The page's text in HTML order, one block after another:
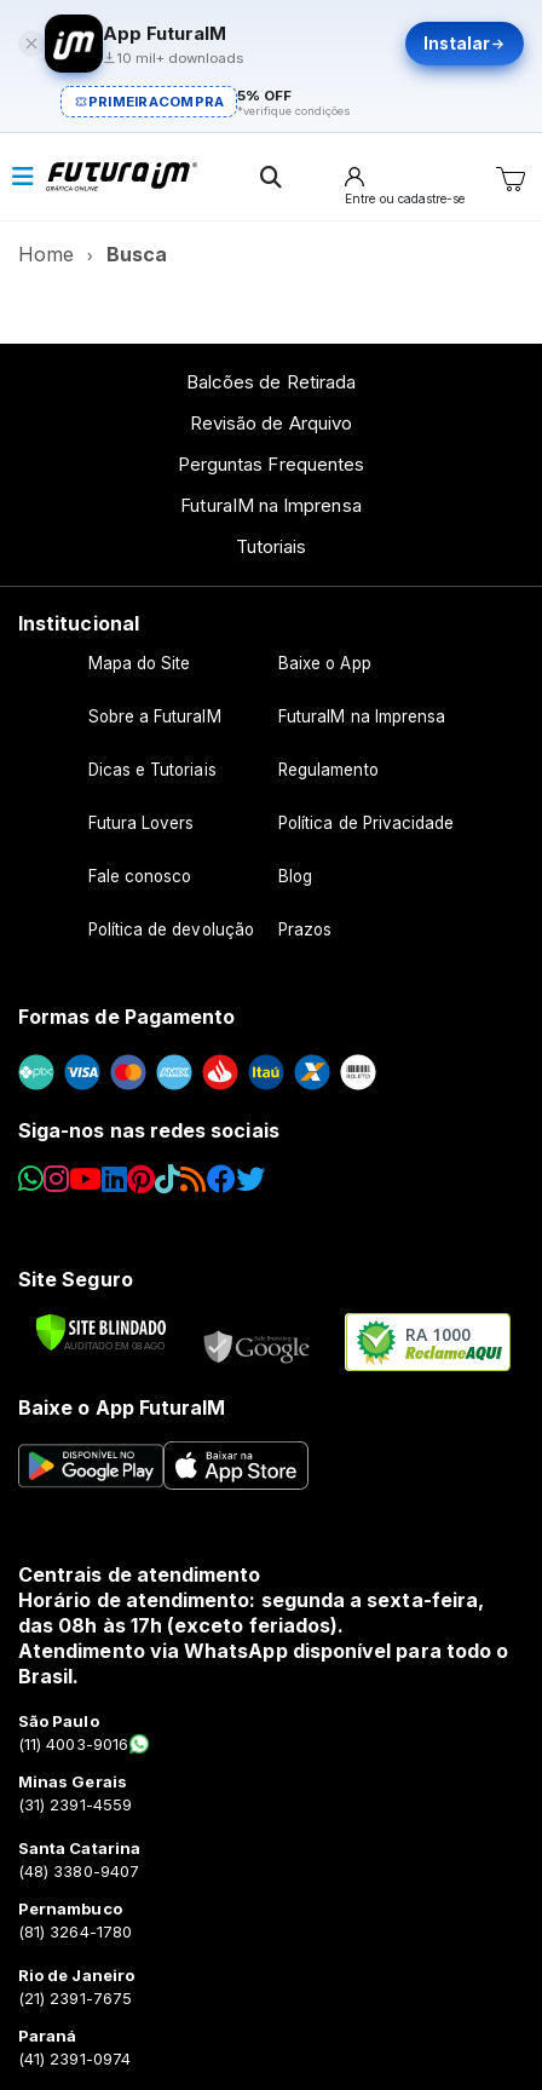
App FuturaIM
10 mil+ downloads
Instalar
PRIMEIRACOMPRA 5% OFF
*verifique condições
Entre ou cadastre-se
Home Busca
Balcões de Retirada
Revisão de Arquivo
Perguntas Frequentes
FuturaIM na Imprensa
Tutoriais
Institucional
Mapa do Site Baixe o App
Sobre a FuturaIM FuturaIM na Imprensa
Dicas e Tutoriais Regulamento
Futura Lovers Política de Privacidade
Fale conosco Blog
Política de devolução Prazos
Formas de Pagamento
Siga-nos nas redes sociais
Site Seguro
RA 1000
Baixe o App FuturaIM
Centrais de atendimento
Horário de atendimento: segunda a sexta-feira,
das 08h às 17h (exceto feriados).
Atendimento via WhatsApp disponível para todo o
Brasil.
São Paulo
(11) 4003-9016
Minas Gerais
(31) 2391-4559
Santa Catarina
(48) 3380-9407
Pernambuco
(81) 3264-1780
Rio de Janeiro
(21) 2391-7675
Paraná
(41) 2391-0974